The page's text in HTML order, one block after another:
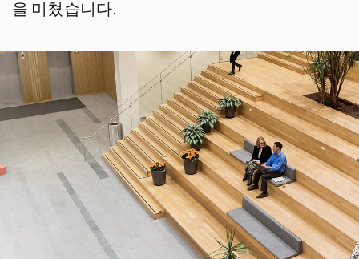
을 미쳤습니다.